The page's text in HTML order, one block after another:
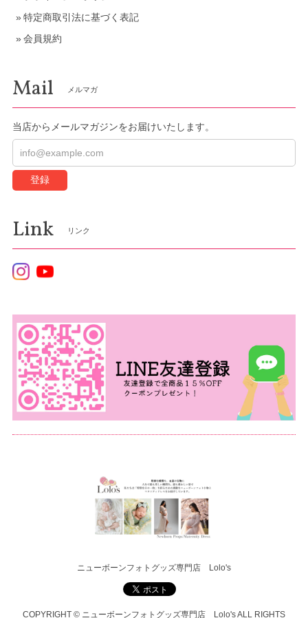
特定商取引法に基づく表記
会員規約
Mail メルマガ
当店からメールマガジンをお届けいたします。
登録
Link リンク
ニューボーンフォトグッズ専門店 Lolo's
COPYRIGHT © ニューボーンフォトグッズ専門店 Lolo's ALL RIGHTS